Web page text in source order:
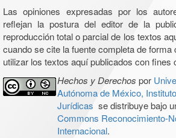
Las opiniones expresadas por los
reflejan la postura del editor de la
reproducción total o parcial de los textos
cuando se cite la fuente completa de
utilizar los textos aquí publicados con fines
Hechos y Derechos por
Autónoma de México,
Jurídicas se distribuye bajo
Commons Reconocimiento-
Internacional.